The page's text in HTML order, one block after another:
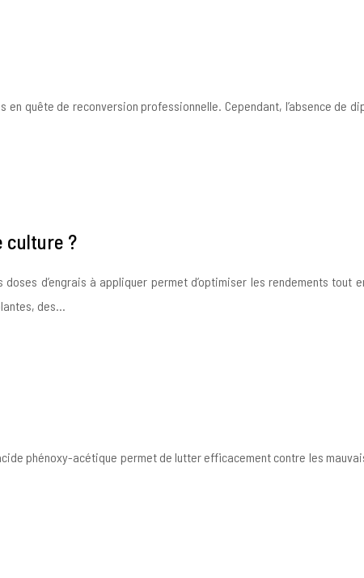
quête de reconversion professionnelle. Cependant, l’absence de
culture ?
d’engrais à appliquer permet d’optimiser les rendements tout
des…
phénoxy-acétique permet de lutter efficacement contre les